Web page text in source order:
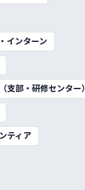
インターン
支部・研修センター）
ティア